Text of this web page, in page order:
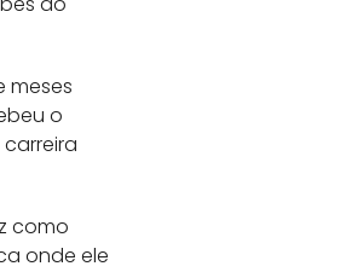
meses
o
como
onde ele